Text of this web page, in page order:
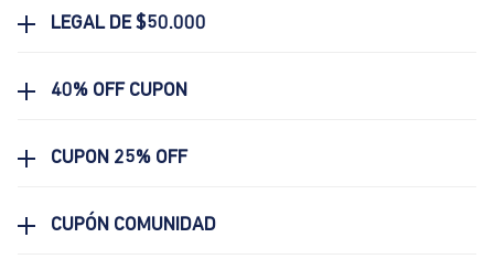
LEGAL DE $50.000
40% OFF CUPON
CUPON 25% OFF
CUPÓN COMUNIDAD